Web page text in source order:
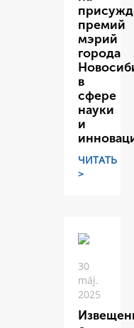
премий
мэрий
города
в
сфере
науки
и
ЧИТАТЬ
>
30
máj.
2025